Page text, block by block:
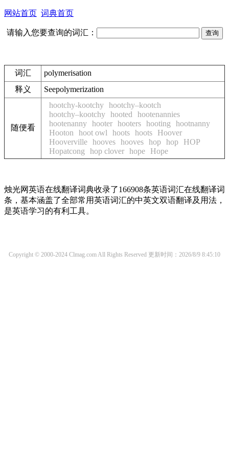
网站首页 词典首页
请输入您要查询的词汇：
词汇
polymerisation
释义
Seepolymerization
随便看
hootchy-kootchy hootchy–kootch
hootchy–kootchy hooted
hootenannies
hootenanny hooter hooters hooting
hootnanny
Hooton
hoot owl hoots hoots
Hoover
Hooverville hooves hooves hop hop
HOP
Hopatcong
hop clover hope Hope
烛光网英语在线翻译词典收录了166908条英语词汇在线翻译词
条，基本涵盖了全部常用英语词汇的中英文双语翻译及用法，
是英语学习的有利工具。
Copyright © 2000-2024 Clmag.com All Rights Reserved 更新时间：2026/8/9 8:45:10